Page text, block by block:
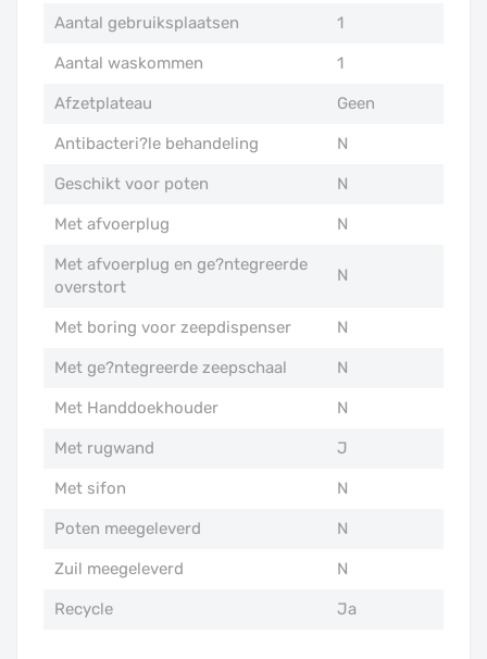
Aantal gebruiksplaatsen 1
Aantal waskommen 1
Afzetplateau Geen
Antibacteri?le behandeling N
Geschikt voor poten N
Met afvoerplug N
Met afvoerplug en ge?ntegreerde
overstort
N
Met boring voor zeepdispenser N
Met ge?ntegreerde zeepschaal N
Met Handdoekhouder N
Met rugwand J
Met sifon N
Poten meegeleverd N
Zuil meegeleverd N
Recycle Ja